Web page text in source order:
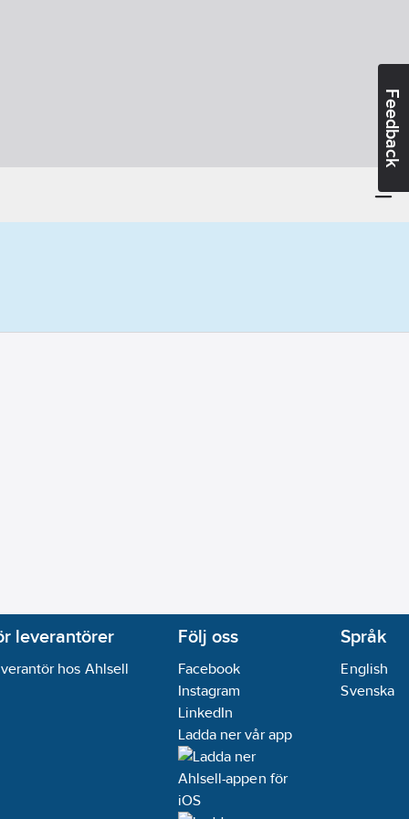
Feedback
leverantörer
hos Ahlsell
Följ oss
Facebook
Instagram
LinkedIn
Ladda ner vår app
Språk
English
Svenska